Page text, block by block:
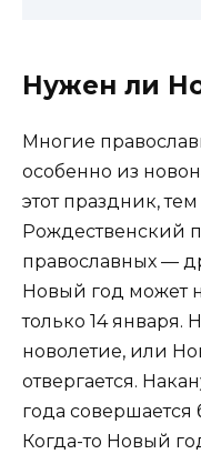
Нужен ли
Многие
особенно из
этот праздник,
Рождественский
православных —
Новый год может
только 14 января.
новолетие, или
отвергается.
года
Когда-то Новый